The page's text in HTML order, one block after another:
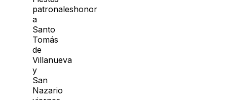
patronaleshonor
a
Santo
Tomás
de
Villanueva
y
San
Nazario